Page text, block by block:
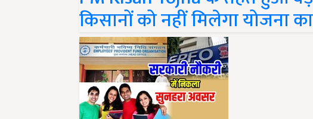
किसानों को नहीं मिलेगा योजना